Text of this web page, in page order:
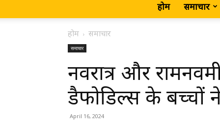
होम समाचार
होम समाचार
समाचार
नवरात्र और
डैफोडिल्स के बच्चों ने
April 16, 2024